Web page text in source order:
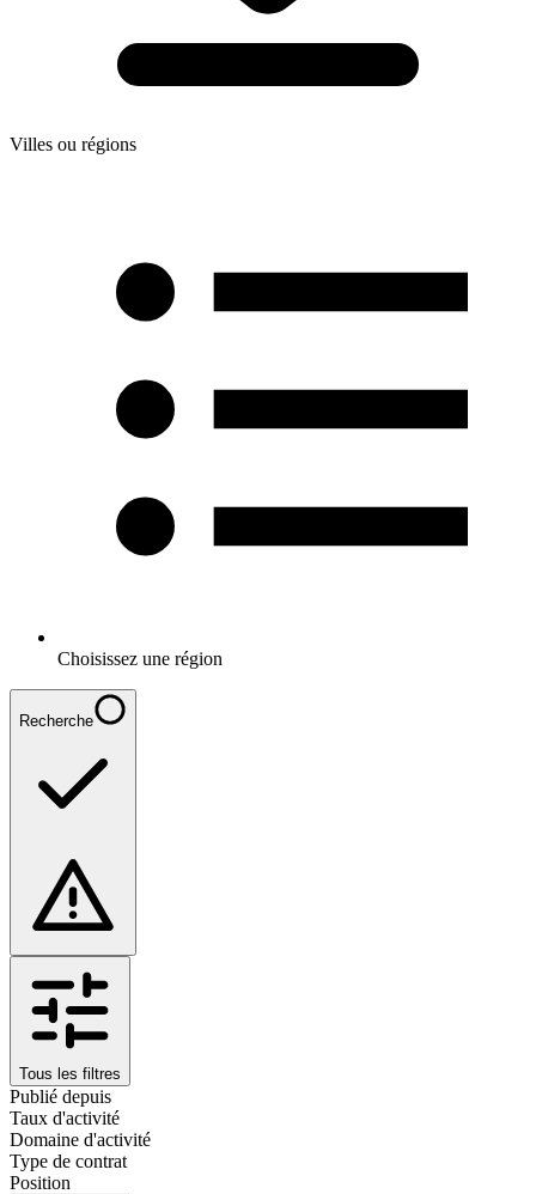
Villes ou régions
Choisissez une région
Recherche
Tous les filtres
Publié depuis
Taux d'activité
Domaine d'activité
Type de contrat
Position